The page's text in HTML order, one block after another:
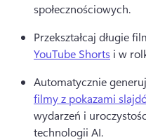
społecznościowych.
Przekształcaj długie
YouTube Shorts i w
Automatycznie
filmy z pokazami
wydarzeń i
technologii AI.